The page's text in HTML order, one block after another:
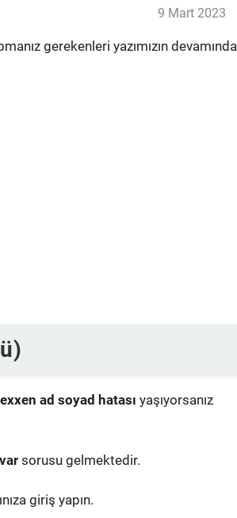
9 Mart 2023
gerekenleri yazımızın devamında
exxen ad soyad hatası yaşıyorsanız
sorusu gelmektedir.
giriş yapın.